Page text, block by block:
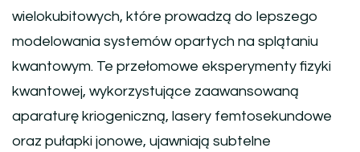
wielokubitowych, które prowadzą do lepszego
modelowania systemów opartych na splątaniu
kwantowym. Te przełomowe eksperymenty fizyki
kwantowej, wykorzystujące zaawansowaną
aparaturę kriogeniczną, lasery femtosekundowe
oraz pułapki jonowe, ujawniają subtelne